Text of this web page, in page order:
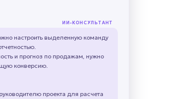
ИИ-КОНСУЛЬТАНТ
настроить выделенную команду
и прогноз по продажам, нужно
конверсию.
проекта для расчета